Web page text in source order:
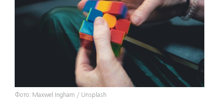
Фото: Maxwel Ingham / Unsplash